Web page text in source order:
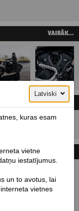
VAIRĀK...
Cenas ar PVN!
Latviski
kuras esam
vietne
iestatījumus.
un to avotus, lai
vietnes